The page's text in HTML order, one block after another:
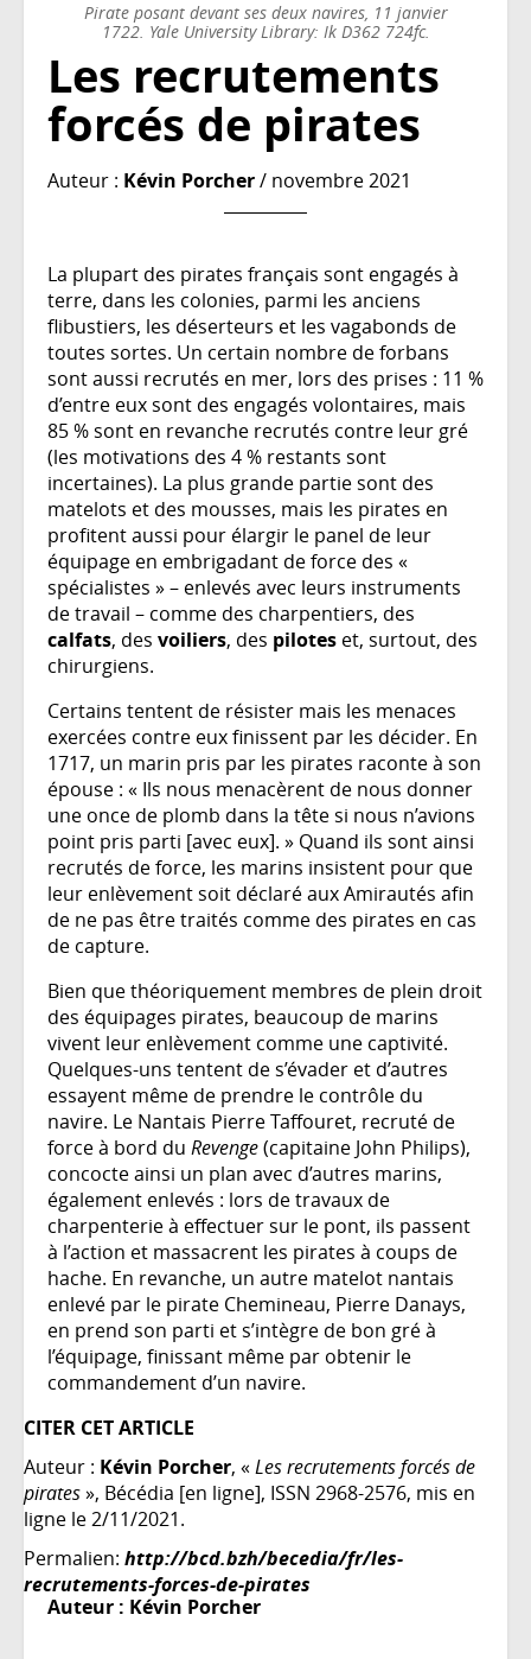
Pirate posant devant ses deux navires, 11 janvier
1722. Yale University Library: Ik D362 724fc.
Les recrutements
forcés de pirates
Auteur : Kévin Porcher/ novembre 2021
La plupart des pirates français sont engagés à
terre, dans les colonies, parmi les anciens
flibustiers, les déserteurs et les vagabonds de
toutes sortes. Un certain nombre de forbans
sont aussi recrutés en mer, lors des prises : 11 %
d’entre eux sont des engagés volontaires, mais
85 % sont en revanche recrutés contre leur gré
(les motivations des 4 % restants sont
incertaines). La plus grande partie sont des
matelots et des mousses, mais les pirates en
profitent aussi pour élargir le panel de leur
équipage en embrigadant de force des «
spécialistes » – enlevés avec leurs instruments
de travail – comme des charpentiers, des
calfats, des voiliers, des pilotes et, surtout, des
chirurgiens.
Certains tentent de résister mais les menaces
exercées contre eux finissent par les décider. En
1717, un marin pris par les pirates raconte à son
épouse : « Ils nous menacèrent de nous donner
une once de plomb dans la tête si nous n’avions
point pris parti [avec eux]. » Quand ils sont ainsi
recrutés de force, les marins insistent pour que
leur enlèvement soit déclaré aux Amirautés afin
de ne pas être traités comme des pirates en cas
de capture.
Bien que théoriquement membres de plein droit
des équipages pirates, beaucoup de marins
vivent leur enlèvement comme une captivité.
Quelques-uns tentent de s’évader et d’autres
essayent même de prendre le contrôle du
navire. Le Nantais Pierre Taffouret, recruté de
force à bord du Revenge(capitaine John Philips),
concocte ainsi un plan avec d’autres marins,
également enlevés : lors de travaux de
charpenterie à effectuer sur le pont, ils passent
à l’action et massacrent les pirates à coups de
hache. En revanche, un autre matelot nantais
enlevé par le pirate Chemineau, Pierre Danays,
en prend son parti et s’intègre de bon gré à
l’équipage, finissant même par obtenir le
commandement d’un navire.
CITER CET ARTICLE
Auteur : Kévin Porcher, «Les recrutements forcés de
pirates», Bécédia [en ligne], ISSN 2968-2576, mis en
ligne le 2/11/2021.
Permalien: http://bcd.bzh/becedia/fr/les-
recrutements-forces-de-pirates
Auteur : Kévin Porcher